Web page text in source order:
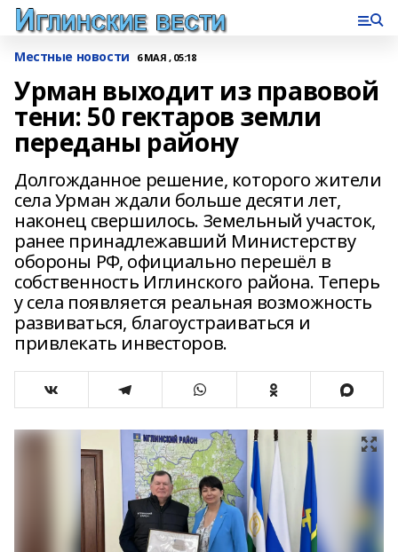
Местные новости 6 МАЯ , 05:18
Урман выходит из правовой
тени: 50 гектаров земли
переданы району
Долгожданное решение, которого жители
села Урман ждали больше десяти лет,
наконец свершилось. Земельный участок,
ранее принадлежавший Министерству
обороны РФ, официально перешёл в
собственность Иглинского района. Теперь
у села появляется реальная возможность
развиваться, благоустраиваться и
привлекать инвесторов.